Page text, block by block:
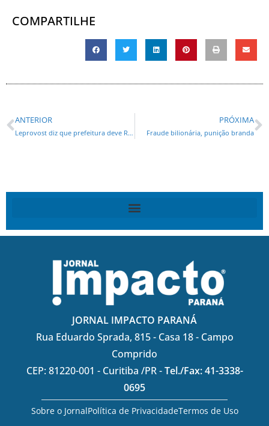
COMPARTILHE
ANTERIOR
Leprovost diz que prefeitura deve R$ 8 mi ao Pequeno Príncipe
PRÓXIMA
Fraude bilionária, punição branda
JORNAL IMPACTO PARANÁ
Rua Eduardo Sprada, 815 - Casa 18 - Campo
Comprido
CEP: 81220-001 - Curitiba /PR -Tel./Fax: 41-3338-
0695
Sobre o JornalPolítica de PrivacidadeTermos de Uso